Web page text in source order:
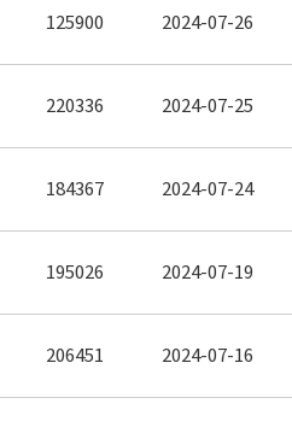
125900 2024-07-26
220336 2024-07-25
184367 2024-07-24
195026 2024-07-19
206451 2024-07-16